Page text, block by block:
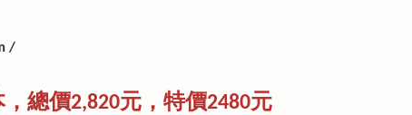
/
總價2,820元，特價2480元